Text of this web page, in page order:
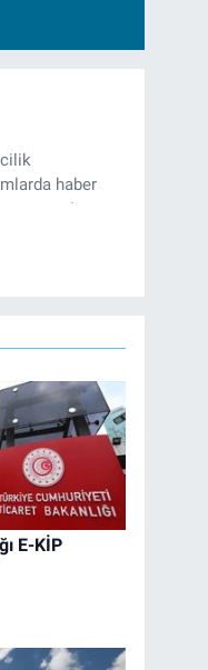
haber
gazeteci,
E-KİP